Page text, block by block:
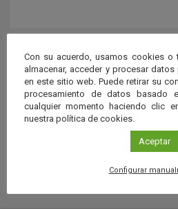
COLABORAN
Con su acuerdo, usamos cookies o
almacenar, acceder y procesar
en este sitio web. Puede retirar su
procesamiento de datos basado
cualquier momento haciendo clic
nuestra política de cookies.
Aceptar
Configurar